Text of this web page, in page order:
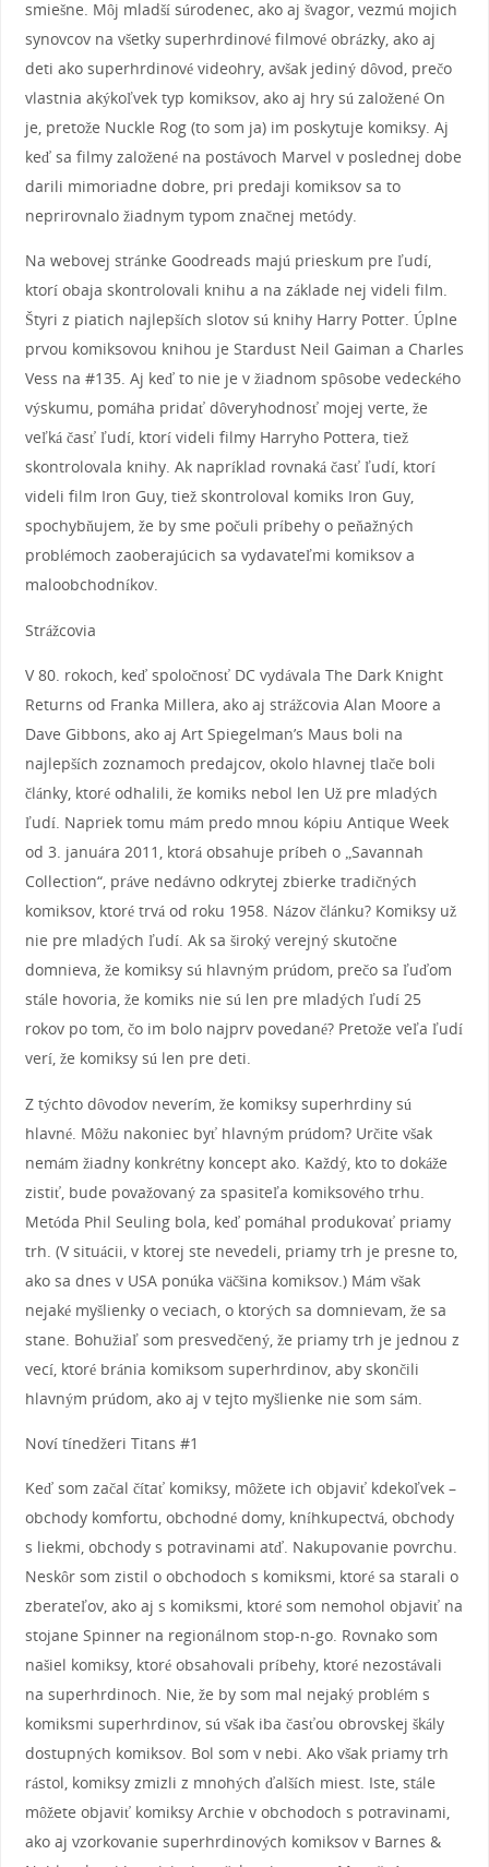
smiešne. Môj mladší súrodenec, ako aj švagor, vezmú mojich
synovcov na všetky superhrdinové filmové obrázky, ako aj
deti ako superhrdinové videohry, avšak jediný dôvod, prečo
vlastnia akýkoľvek typ komiksov, ako aj hry sú založené On
je, pretože Nuckle Rog (to som ja) im poskytuje komiksy. Aj
keď sa filmy založené na postávoch Marvel v poslednej dobe
darili mimoriadne dobre, pri predaji komiksov sa to
neprirovnalo žiadnym typom značnej metódy.
Na webovej stránke Goodreads majú prieskum pre ľudí,
ktorí obaja skontrolovali knihu a na základe nej videli film.
Štyri z piatich najlepších slotov sú knihy Harry Potter. Úplne
prvou komiksovou knihou je Stardust Neil Gaiman a Charles
Vess na #135. Aj keď to nie je v žiadnom spôsobe vedeckého
výskumu, pomáha pridať dôveryhodnosť mojej verte, že
veľká časť ľudí, ktorí videli filmy Harryho Pottera, tiež
skontrolovala knihy. Ak napríklad rovnaká časť ľudí, ktorí
videli film Iron Guy, tiež skontroloval komiks Iron Guy,
spochybňujem, že by sme počuli príbehy o peňažných
problémoch zaoberajúcich sa vydavateľmi komiksov a
maloobchodníkov.
Strážcovia
V 80. rokoch, keď spoločnosť DC vydávala The Dark Knight
Returns od Franka Millera, ako aj strážcovia Alan Moore a
Dave Gibbons, ako aj Art Spiegelman’s Maus boli na
najlepších zoznamoch predajcov, okolo hlavnej tlače boli
články, ktoré odhalili, že komiks nebol len Už pre mladých
ľudí. Napriek tomu mám predo mnou kópiu Antique Week
od 3. januára 2011, ktorá obsahuje príbeh o „Savannah
Collection“, práve nedávno odkrytej zbierke tradičných
komiksov, ktoré trvá od roku 1958. Názov článku? Komiksy už
nie pre mladých ľudí. Ak sa široký verejný skutočne
domnieva, že komiksy sú hlavným prúdom, prečo sa ľuďom
stále hovoria, že komiks nie sú len pre mladých ľudí 25
rokov po tom, čo im bolo najprv povedané? Pretože veľa ľudí
verí, že komiksy sú len pre deti.
Z týchto dôvodov neverím, že komiksy superhrdiny sú
hlavné. Môžu nakoniec byť hlavným prúdom? Určite však
nemám žiadny konkrétny koncept ako. Každý, kto to dokáže
zistiť, bude považovaný za spasiteľa komiksového trhu.
Metóda Phil Seuling bola, keď pomáhal produkovať priamy
trh. (V situácii, v ktorej ste nevedeli, priamy trh je presne to,
ako sa dnes v USA ponúka väčšina komiksov.) Mám však
nejaké myšlienky o veciach, o ktorých sa domnievam, že sa
stane. Bohužiaľ som presvedčený, že priamy trh je jednou z
vecí, ktoré bránia komiksom superhrdinov, aby skončili
hlavným prúdom, ako aj v tejto myšlienke nie som sám.
Noví tínedžeri Titans #1
Keď som začal čítať komiksy, môžete ich objaviť kdekoľvek –
obchody komfortu, obchodné domy, kníhkupectvá, obchody
s liekmi, obchody s potravinami atď. Nakupovanie povrchu.
Neskôr som zistil o obchodoch s komiksmi, ktoré sa starali o
zberateľov, ako aj s komiksmi, ktoré som nemohol objaviť na
stojane Spinner na regionálnom stop-n-go. Rovnako som
našiel komiksy, ktoré obsahovali príbehy, ktoré nezostávali
na superhrdinoch. Nie, že by som mal nejaký problém s
komiksmi superhrdinov, sú však iba časťou obrovskej škály
dostupných komiksov. Bol som v nebi. Ako však priamy trh
rástol, komiksy zmizli z mnohých ďalších miest. Iste, stále
môžete objaviť komiksy Archie v obchodoch s potravinami,
ako aj vzorkovanie superhrdinových komiksov v Barnes &